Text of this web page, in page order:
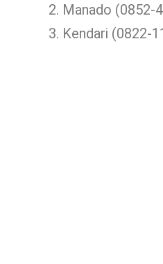
Manado (0852-
Kendari (0822-